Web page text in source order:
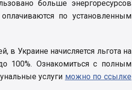
больше энергоресурсов
по установленным
в Украине начисляется льгота на
100%. Ознакомиться с полным
услуги можно по ссылке